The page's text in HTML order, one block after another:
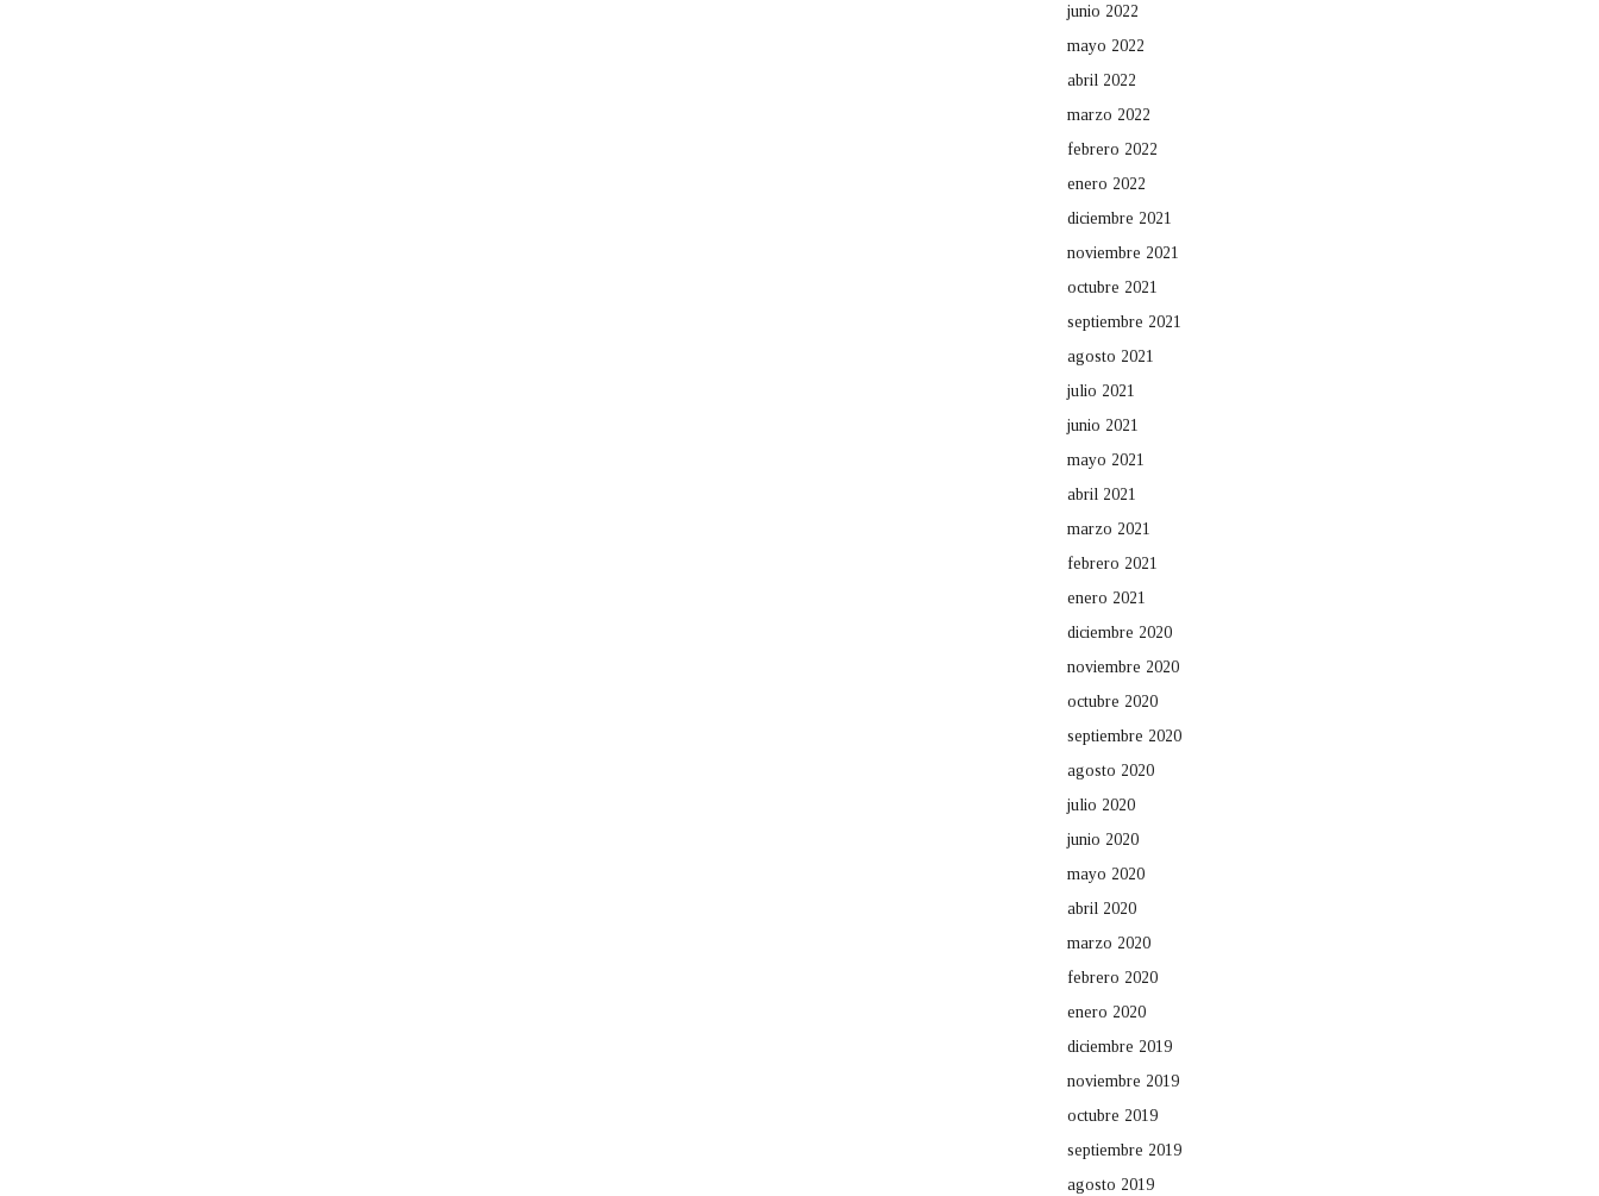
junio 2022
mayo 2022
abril 2022
marzo 2022
febrero 2022
enero 2022
diciembre 2021
noviembre 2021
octubre 2021
septiembre 2021
agosto 2021
julio 2021
junio 2021
mayo 2021
abril 2021
marzo 2021
febrero 2021
enero 2021
diciembre 2020
noviembre 2020
octubre 2020
septiembre 2020
agosto 2020
julio 2020
junio 2020
mayo 2020
abril 2020
marzo 2020
febrero 2020
enero 2020
diciembre 2019
noviembre 2019
octubre 2019
septiembre 2019
agosto 2019